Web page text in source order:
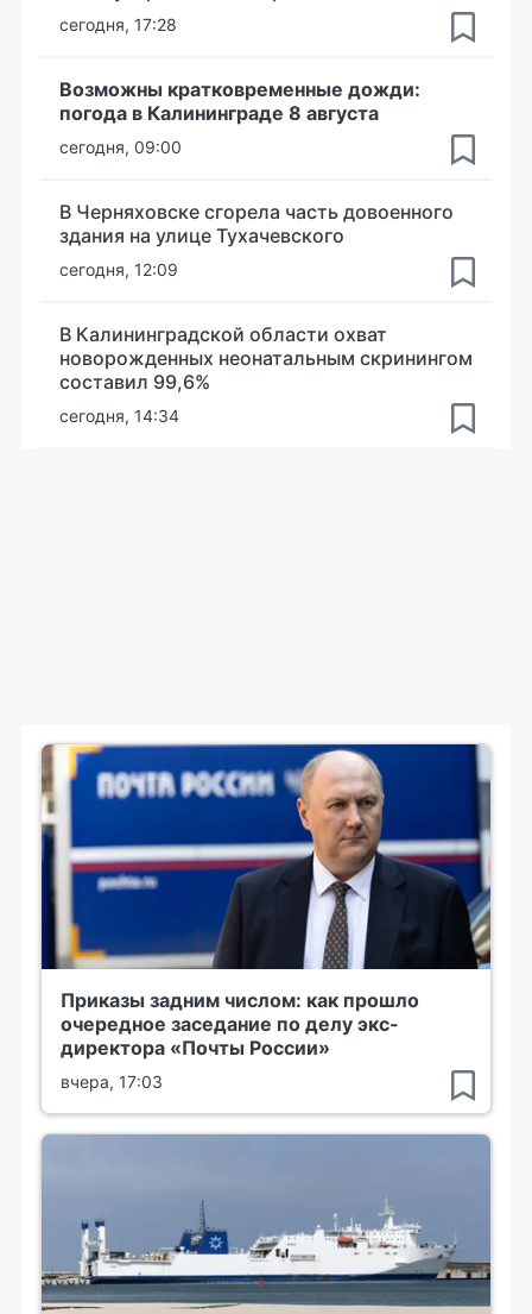
сегодня, 17:28
Возможны кратковременные дожди:
погода в Калининграде 8 августа
сегодня, 09:00
В Черняховске сгорела часть довоенного
здания на улице Тухачевского
сегодня, 12:09
В Калининградской области охват
новорожденных неонатальным скринингом
составил 99,6%
сегодня, 14:34
Приказы задним числом: как прошло
очередное заседание по делу экс-
директора «Почты России»
вчера, 17:03